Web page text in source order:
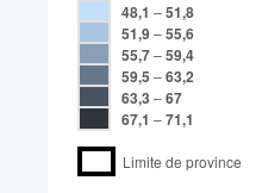
48,1 –51,8
51,9–55,6
55,7–59,4
59,5 –63,2
63,3 –67
67,1 –71,1
Limite de province